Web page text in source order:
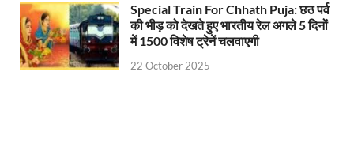
KP Maurya Statement: माफिया और समाजवादी पार्टी
FSSAI: जांच में अंडे पूरी तरह सुरक्षित पाए गए: FSSAI
Special Train For Chhath Puja: छठ पर्व
की भीड़ को देखते हुए भारतीय रेल अगले 5 दिनों
में 1500 विशेष ट्रेनें चलवाएगी
22 October 2025